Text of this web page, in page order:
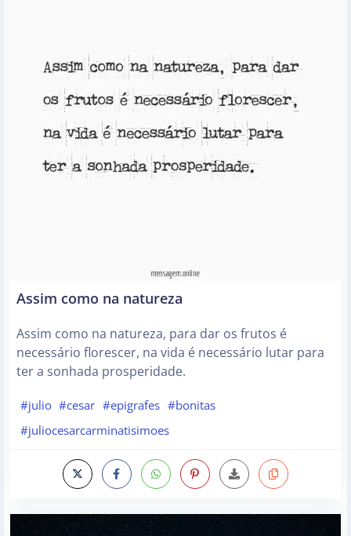
Assim como na natureza
Assim como na natureza, para dar os frutos é
necessário florescer, na vida é necessário lutar para
ter a sonhada prosperidade.
#julio #cesar #epigrafes #bonitas
#juliocesarcarminatisimoes